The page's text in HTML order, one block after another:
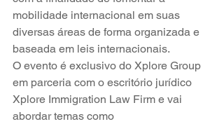
mobilidade internacional em suas
diversas áreas de forma organizada e
baseada em leis internacionais.
O evento é exclusivo do Xplore Group
em parceria com o escritório jurídico
Xplore Immigration Law Firm e vai
abordar temas como